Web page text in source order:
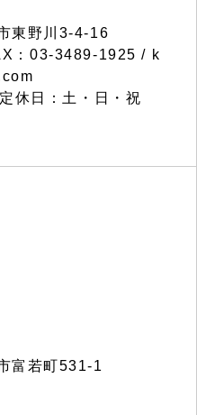
東野川3-4-16
：03-3489-1925 / k
休日：土・日・祝
富若町531-1